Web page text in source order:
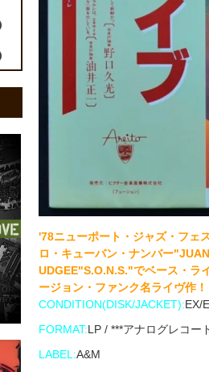
'78ニューポート・ジャズ・フェ
ロ・キューバン・ナンバー
UDGEE"S.O.N.S."でベース・ラ
ージョン・ファンク名ライヴ作！
CONDITION(DISK/JACKET):EX/
FORMAT:LP / ***アナログレコー
LABEL:A&M